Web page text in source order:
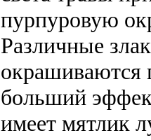
пурпуровую
Различные
окрашиваются
больший
имеет мятлик